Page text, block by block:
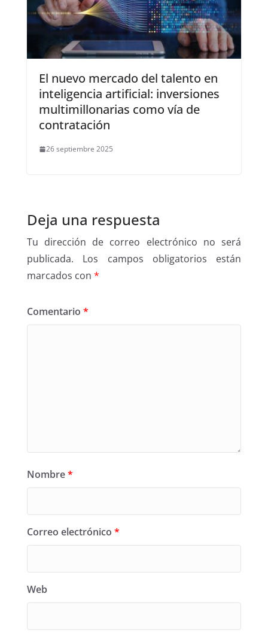
El nuevo mercado del talento en
inteligencia artificial: inversiones
multimillonarias como vía de
contratación
26 septiembre 2025
Deja una respuesta
Tu dirección de correo electrónico no será
publicada.
Los campos obligatorios están
marcados con *
Comentario *
Nombre*
Correo electrónico *
Web